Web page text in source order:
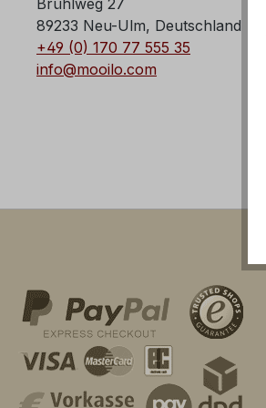
Brühlweg 27
89233 Neu-Ulm, Deutschland
+49 (0) 170 77 555 35
info@mooilo.com